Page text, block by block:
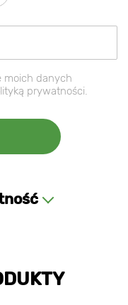
moich danych
prywatności.